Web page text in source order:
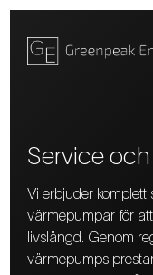
Service
Vi erbjuder
värmepumpar för
livslängd. Genom
värmepumps